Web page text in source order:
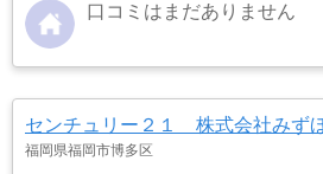
口コミはまだありません
センチュリー２１ 株式会社みず
福岡県福岡市博多区